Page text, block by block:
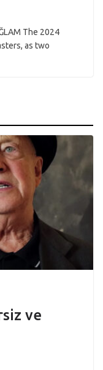
The 2024
as two
ve